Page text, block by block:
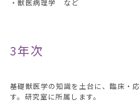
・獣医病理学 など
3年次
基礎獣医学の知識を土台に、臨床・
す。研究室に所属します。